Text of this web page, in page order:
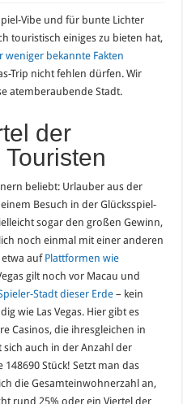
Vibe und für bunte Lichter
touristisch einiges zu bieten hat,
weniger bekannte Fakten
Trip nicht fehlen dürfen. Wir
atemberaubende Stadt.
der
beliebt: Urlauber aus der
Besuch in der Glücksspiel-
sogar den großen Gewinn,
noch einmal mit einer anderen
auf Plattformen wie
gilt noch vor Macau und
Stadt dieser Erde – kein
wie Las Vegas. Hier gibt es
Casinos, die ihresgleichen in
sich auch in der Anzahl der
Stück! Setzt man das
die Gesamteinwohnerzahl an,
rund 25% oder ein Viertel der